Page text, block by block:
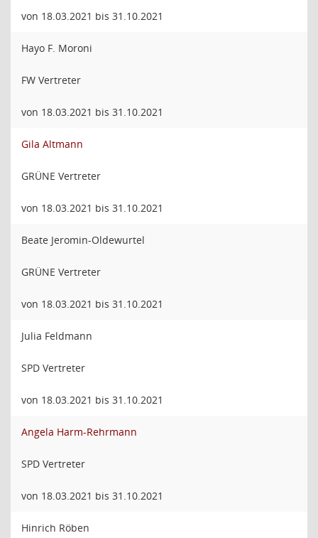
von 18.03.2021 bis 31.10.2021
Hayo F. Moroni
FW Vertreter
von 18.03.2021 bis 31.10.2021
Gila Altmann
GRÜNE Vertreter
von 18.03.2021 bis 31.10.2021
Beate Jeromin-Oldewurtel
GRÜNE Vertreter
von 18.03.2021 bis 31.10.2021
Julia Feldmann
SPD Vertreter
von 18.03.2021 bis 31.10.2021
Angela Harm-Rehrmann
SPD Vertreter
von 18.03.2021 bis 31.10.2021
Hinrich Röben